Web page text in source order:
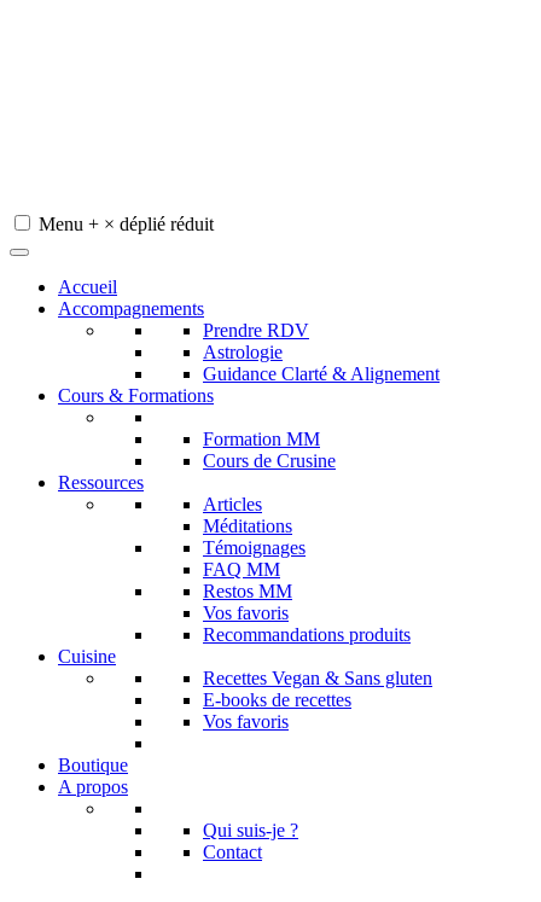
Menu + × déplié réduit
Accueil
Accompagnements
Prendre RDV
Astrologie
Guidance Clarté & Alignement
Cours & Formations
Formation MM
Cours de Crusine
Ressources
Articles
Méditations
Témoignages
FAQ MM
Restos MM
Vos favoris
Recommandations produits
Cuisine
Recettes Vegan & Sans gluten
E-books de recettes
Vos favoris
Boutique
A propos
Qui suis-je ?
Contact